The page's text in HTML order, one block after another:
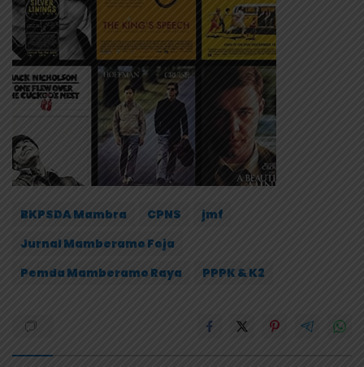
BKPSDA Mambra CPNS
jmf
Jurnal Mamberamo Foja
Pemda Mamberamo Raya
PPPK & K2